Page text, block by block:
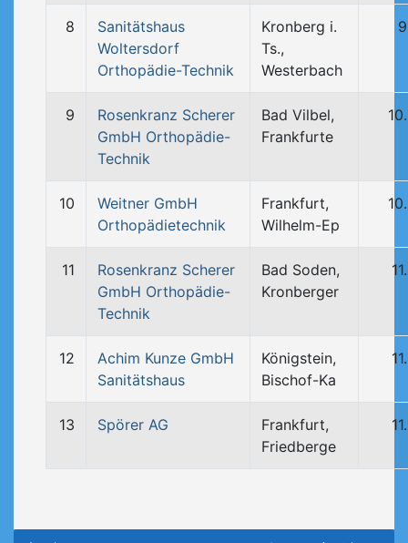
8
Sanitätshaus
Woltersdorf
Orthopädie-Technik
Kronberg i.
Ts.,
Westerbach
9
Rosenkranz Scherer
GmbH Orthopädie-
Technik
Bad Vilbel,
Frankfurte
10
Weitner GmbH
Orthopädietechnik
Frankfurt,
Wilhelm-Ep
11
Rosenkranz Scherer
GmbH Orthopädie-
Technik
Bad Soden,
Kronberger
12
Achim Kunze GmbH
Sanitätshaus
Königstein,
Bischof-Ka
13 Spörer AG
Frankfurt,
Friedberge